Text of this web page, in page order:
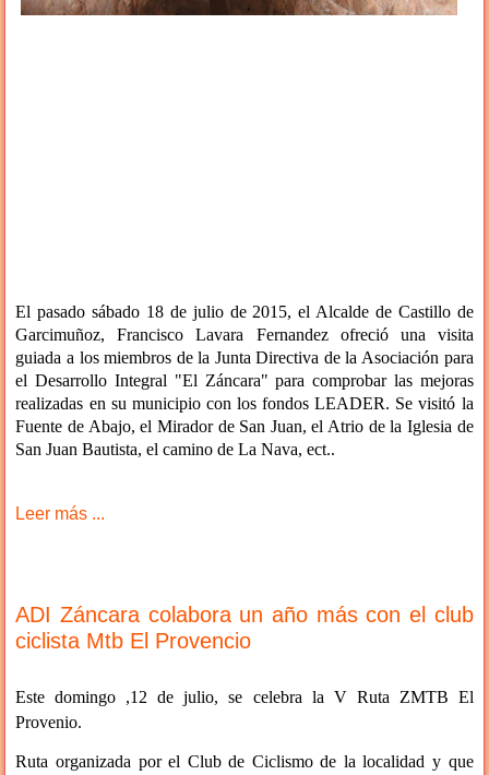
El pasado sábado 18 de julio de 2015, el Alcalde de Castillo de
Garcimuñoz, Francisco Lavara Fernandez ofreció una visita
guiada a los miembros de la Junta Directiva de la Asociación para
el Desarrollo Integral "El Záncara" para comprobar las mejoras
realizadas en su municipio con los fondos LEADER. Se visitó la
Fuente de Abajo, el Mirador de San Juan, el Atrio de la Iglesia de
San Juan Bautista, el camino de La Nava, ect..
Leer más ...
ADI Záncara colabora un año más con el club
ciclista Mtb El Provencio
Este domingo ,12 de julio, se celebra la V Ruta ZMTB El
Provenio.
Ruta organizada por el Club de Ciclismo de la localidad y que